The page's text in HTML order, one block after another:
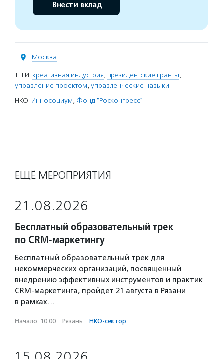
Внести вклад
Москва
ТЕГИ: креативная индустрия, президентские гранты,
управление проектом, управленческие навыки
НКО: Инносоциум, Фонд "Росконгресс"
ЕЩЁ МЕРОПРИЯТИЯ
21.08.2026
Бесплатный образовательный трек
по CRM-маркетингу
Бесплатный образовательный трек для
некоммерческих организаций, посвященный
внедрению эффективных инструментов и практик
CRM-маркетинга, пройдет 21 августа в Рязани
в рамках…
Начало: 10:00 · Рязань · НКО-сектор